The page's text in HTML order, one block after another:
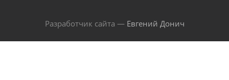
Разработчик сайта — Евгений Донич